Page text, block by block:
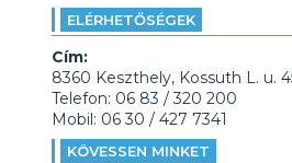
ELÉRHETŐSÉGEK
Cím:
8360 Keszthely, Kossuth L. u.
Telefon: 06 83 / 320 200
Mobil: 06 30 / 427 7341
KÖVESSEN MINKET